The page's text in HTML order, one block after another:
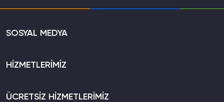
SOSYAL MEDYA
HİZMETLERİMİZ
ÜCRETSİZ HİZMETLERİMİZ